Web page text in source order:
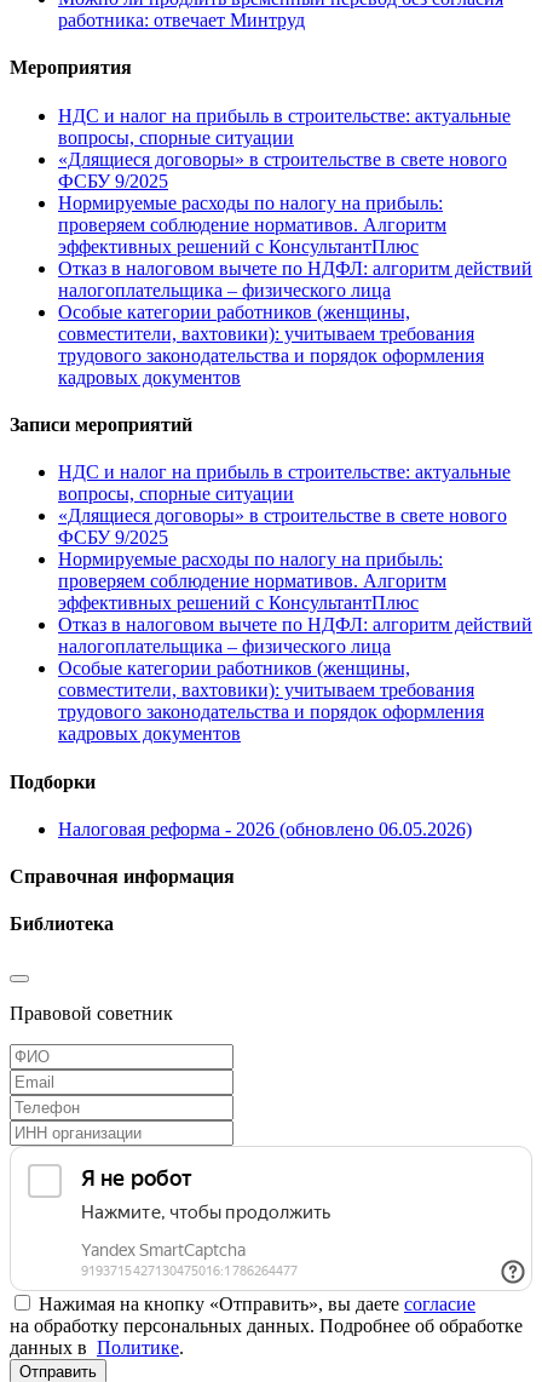
работника: отвечает Минтруд
Мероприятия
НДС и налог на прибыль в строительстве: актуальные
вопросы, спорные ситуации
«Длящиеся договоры» в строительстве в свете нового
ФСБУ 9/2025
Нормируемые расходы по налогу на прибыль:
проверяем соблюдение нормативов. Алгоритм
эффективных решений с КонсультантПлюс
Отказ в налоговом вычете по НДФЛ: алгоритм действий
налогоплательщика – физического лица
Особые категории работников (женщины,
совместители, вахтовики): учитываем требования
трудового законодательства и порядок оформления
кадровых документов
Записи мероприятий
НДС и налог на прибыль в строительстве: актуальные
вопросы, спорные ситуации
«Длящиеся договоры» в строительстве в свете нового
ФСБУ 9/2025
Нормируемые расходы по налогу на прибыль:
проверяем соблюдение нормативов. Алгоритм
эффективных решений с КонсультантПлюс
Отказ в налоговом вычете по НДФЛ: алгоритм действий
налогоплательщика – физического лица
Особые категории работников (женщины,
совместители, вахтовики): учитываем требования
трудового законодательства и порядок оформления
кадровых документов
Подборки
Налоговая реформа - 2026 (обновлено 06.05.2026)
Справочная информация
Библиотека
Правовой советник
Нажимая на кнопку «Отправить», вы даете согласие
на обработку персональных данных. Подробнее об обработке
данных в Политике.
Отправить